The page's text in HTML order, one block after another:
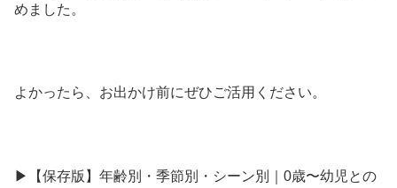
めました。
よかったら、お出かけ前にぜひご活用ください。
▶︎【保存版】年齢別・季節別・シーン別｜0歳〜幼児との